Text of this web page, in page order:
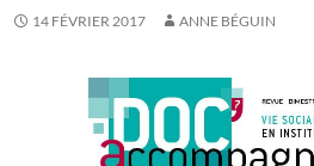
14 FÉVRIER 2017 ANNE BÉGUIN